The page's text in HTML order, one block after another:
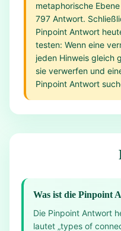
metaphorische
797 Antwort.
Pinpoint Antwort
testen: Wenn eine
jeden Hinweis gleich
sie verwerfen und
Pinpoint Antwort
Was ist die Pinpoint
Die Pinpoint Antwort
lautet „types of